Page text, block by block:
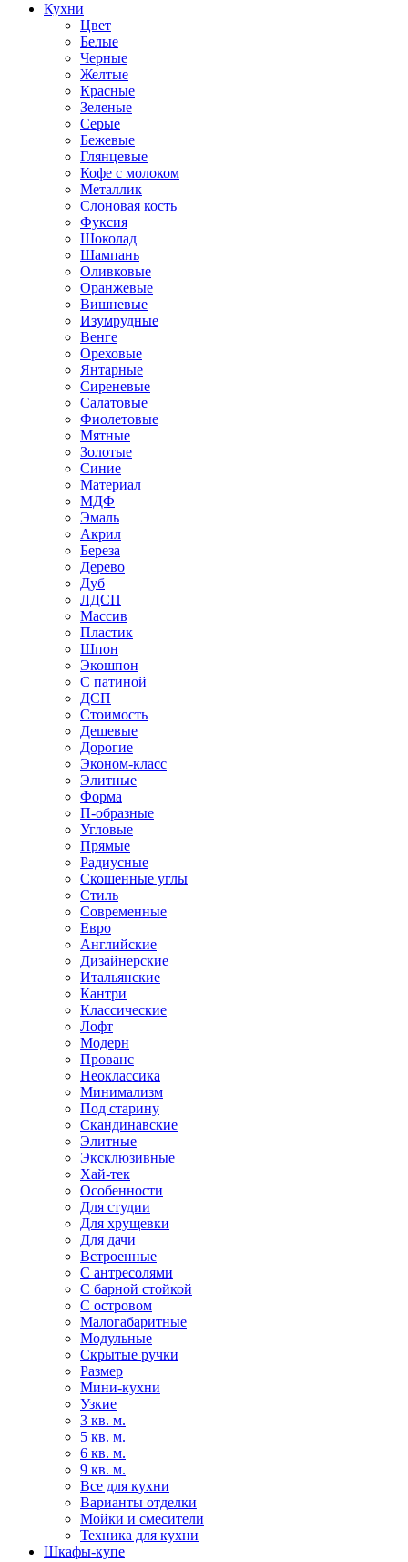
Кухни
Цвет
Белые
Черные
Желтые
Красные
Зеленые
Серые
Бежевые
Глянцевые
Кофе с молоком
Металлик
Слоновая кость
Фуксия
Шоколад
Шампань
Оливковые
Оранжевые
Вишневые
Изумрудные
Венге
Ореховые
Янтарные
Сиреневые
Салатовые
Фиолетовые
Мятные
Золотые
Синие
Материал
МДФ
Эмаль
Акрил
Береза
Дерево
Дуб
ЛДСП
Массив
Пластик
Шпон
Экошпон
С патиной
ДСП
Стоимость
Дешевые
Дорогие
Эконом-класс
Элитные
Форма
П-образные
Угловые
Прямые
Радиусные
Скошенные углы
Стиль
Современные
Евро
Английские
Дизайнерские
Итальянские
Кантри
Классические
Лофт
Модерн
Прованс
Неоклассика
Минимализм
Под старину
Скандинавские
Элитные
Эксклюзивные
Хай-тек
Особенности
Для студии
Для хрущевки
Для дачи
Встроенные
С антресолями
С барной стойкой
С островом
Малогабаритные
Модульные
Скрытые ручки
Размер
Мини-кухни
Узкие
3 кв. м.
5 кв. м.
6 кв. м.
9 кв. м.
Все для кухни
Варианты отделки
Мойки и смесители
Техника для кухни
Шкафы-купе